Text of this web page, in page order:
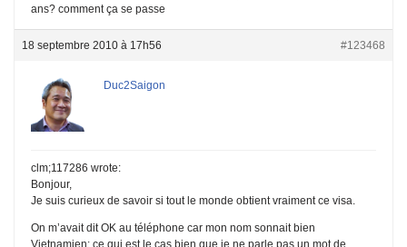
ans? comment ça se passe
18 septembre 2010 à 17h56 #123468
Duc2Saigon
clm;117286 wrote:
Bonjour,
Je suis curieux de savoir si tout le monde obtient vraiment ce visa.
On m’avait dit OK au téléphone car mon nom sonnait bien
Vietnamien; ce qui est le cas bien que je ne parle pas un mot de